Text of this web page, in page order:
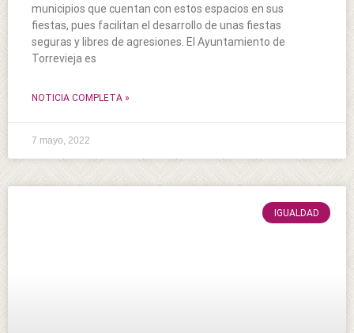
municipios que cuentan con estos espacios en sus
fiestas, pues facilitan el desarrollo de unas fiestas
seguras y libres de agresiones. El Ayuntamiento de
Torrevieja es
NOTICIA COMPLETA »
7 mayo, 2022
IGUALDAD